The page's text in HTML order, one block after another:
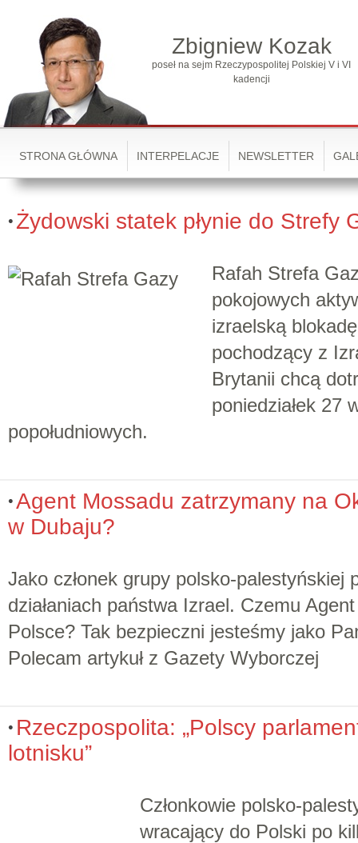
Zbigniew Kozak
poseł na sejm Rzeczypospolitej Polskiej V i VI
kadencji
STRONA GŁÓWNA INTERPELACJE NEWSLETTER
Żydowski statek płynie do Strefy
Rafah Strefa
pokojowych
izraelską
pochodzący z
Brytanii chcą
poniedziałek 27
popołudniowych.
Agent Mossadu zatrzymany na
w Dubaju?
Jako członek grupy polsko-palestyńskiej
działaniach państwa Izrael. Czemu
Polsce? Tak bezpieczni jesteśmy jako
Polecam artykuł z Gazety Wyborczej
Rzeczpospolita: „Polscy
lotnisku”
Członkowie polsko-
wracający do Polski po